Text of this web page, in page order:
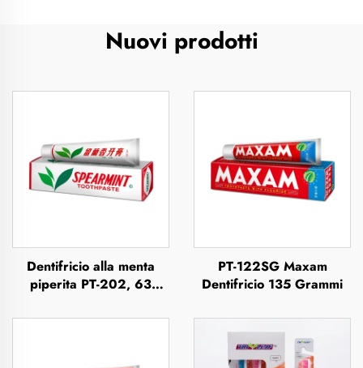
Nuovi prodotti
Dentifricio alla menta
piperita PT-202, 63
PT-122SG Maxam
Dentifricio 135 Grammi